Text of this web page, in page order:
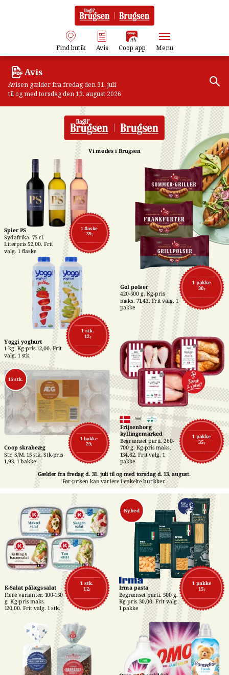
Find butik Avis Coop app Menu
Avis
Avisen gælder fra fredag den 31. juli
til og med torsdag den 13. august 2026
Vi mødes i Brugsen
1 pakke
30,-
Gøl pølser
420-500 g. Kg-pris
maks. 71,43. Frit valg. 1
pakke
1 pakke
35,-
Frijsenborg
kyllingemarked
Begrænset parti. 260-
700 g. Kg-pris maks.
134,62. Frit valg. 1
pakke
Gælder fra fredag d. 31. juli til og med torsdag d. 13. august.
Før-prisen kan variere i enkelte butikker.
1 bakke
29,-
15 stk.
Coop skrabeæg
Str. S/M. 15 stk. Stk-pris
1,93. 1 bakke
1 stk.
12,-
Yoggi yoghurt
1 kg. Kg-pris 12,00. Frit
valg. 1 stk.
1 flaske
39,-
Spier PS
Sydafrika. 75 cl.
Literpris 52,00. Frit
valg. 1 flaske
1 stk.
12,-
K-Salat pålægssalat
Flere varianter. 100-150
g. Kg-pris maks.
120,00. Frit valg. 1 stk.
1 pakke
15,-
Nyhed
Irma pasta
Begrænset parti. 500 g.
Kg-pris 30,00. Frit valg.
1 pakke